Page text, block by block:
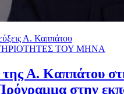
Α. Καππάτου
ΤΟΥ ΜΗΝΑ
Α. Καππάτου
στην